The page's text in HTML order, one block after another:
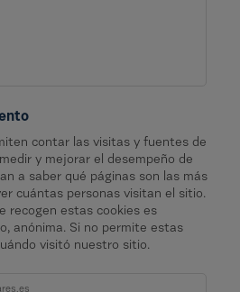
contar las visitas y fuentes de
y mejorar el desempeño de
a saber qué páginas son las más
cuántas personas visitan el sitio.
recogen estas cookies es
anónima. Si no permite estas
visitó nuestro sitio.